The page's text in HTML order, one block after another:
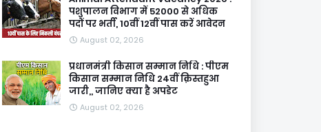
पशुपालन विभाग में 52000 से अधिक
पदों पर भर्ती, 10वीं 12वीं पास करें आवेदन
August 02, 2026
प्रधानमंत्री किसान सम्मान निधि : पीएम
किसान सम्मान निधि 24वीं क़िस्तहुआ
जारी,, जानिए क्या है अपडेट
August 02, 2026